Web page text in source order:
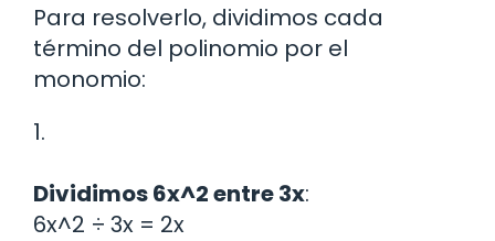
Para resolverlo, dividimos cada
término del polinomio por el
monomio:
1.
Dividimos 6x^2 entre 3x:
6x^2 ÷ 3x = 2x